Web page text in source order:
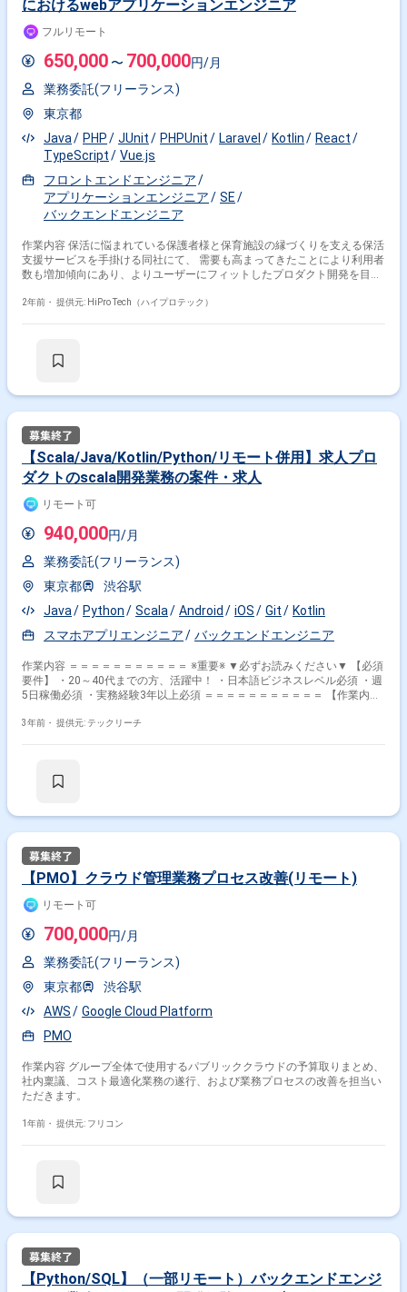
におけるwebアプリケーションエンジニア
フルリモート
650,000 〜 700,000円/月
業務委託(フリーランス)
東京都
Java
PHP JUnit PHPUnit Laravel Kotlin
React
TypeScript
Vue.js
フロントエンドエンジニア
アプリケーションエンジニア
SE
バックエンドエンジニア
作業内容 保活に悩まれている保護者様と保育施設の縁づくりを支える保活
支援サービスを手掛ける同社にて、 需要も高まってきたことにより利用者
数も増加傾向にあり、よりユーザーにフィットしたプロダクト開発を目指
ビジネスチームと連携しながら、仕様検討段階から担当いただきます。 ≪
Athena / BigQuery CI/CD：GitHubActions IaC：Terraform / Ansible テス
2年前・ 提供元: HiPro Tech（ハイプロテック）
【Scala/Java/Kotlin/Python/リモート併用】求人プロ
ダクトのscala開発業務の案件・求人
リモート可
940,000円/月
業務委託(フリーランス)
東京都
渋谷駅
Java
Python Scala Android iOS Git
Kotlin
スマホアプリエンジニア
バックエンドエンジニア
作業内容 ＝＝＝＝＝＝＝＝＝＝＝ ※重要※ ▼必ずお読みください▼ 【必須
要件】 ・20～40代までの方、活躍中！ ・日本語ビジネスレベル必須 ・週
5日稼働必須 ・実務経験3年以上必須 ＝＝＝＝＝＝＝＝＝＝＝ 【作業内
ニアの中間業務（BackendsForFrontends）を担って頂きます。 プロダク
ベストマッチします。 ※想定される業務例 ・機能開発 ・保守運用開発（リ
Aurora,S3,CloudFront,ElastiCache） 仮想化基盤：Docker,Kubernetes 検
索：Elasticsearch,Solr 分析基盤：
fluentd,AWS(Glue,Athena,CDK),Airflow,BigQuery,GoogleData
Studio,Redash プロビジョニング：Terraform,Ansible 監視：
DataDog,Kibana ミドルウェア：nginx,MySQL,ClickHouse その他使用言
語：Python,Go,Rust 開発ツール：
Github,Slack,IntellijIDEA,Jenkins,JIRA,SlackBot
3年前・ 提供元: テックリーチ
【PMO】クラウド管理業務プロセス改善(リモート)
リモート可
700,000円/月
業務委託(フリーランス)
東京都
渋谷駅
AWS
Google Cloud Platform
PMO
作業内容 グループ全体で使用するパブリッククラウドの予算取りまとめ、
社内稟議、コスト最適化業務の遂行、および業務プロセスの改善を担当い
ただきます。
1年前・ 提供元: フリコン
【Python/SQL】（一部リモート）バックエンドエンジ